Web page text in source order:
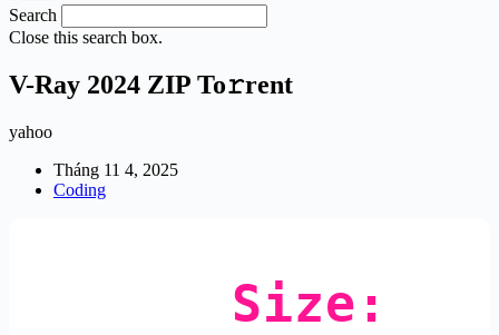
Search
Close this search box.
V-Ray 2024 ZIP To𝚛rent
yahoo
Tháng 11 4, 2025
Coding
Size: